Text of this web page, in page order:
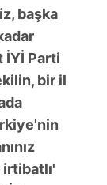
başka
İYİ Parti
bir il